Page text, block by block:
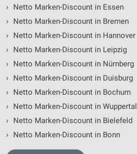
›
Netto Marken-Discount in Essen
›
Netto Marken-Discount in Bremen
›
Netto Marken-Discount in Hannover
›
Netto Marken-Discount in Leipzig
›
Netto Marken-Discount in Nürnberg
›
Netto Marken-Discount in Duisburg
›
Netto Marken-Discount in Bochum
›
Netto Marken-Discount in Wuppertal
›
Netto Marken-Discount in Bielefeld
›
Netto Marken-Discount in Bonn